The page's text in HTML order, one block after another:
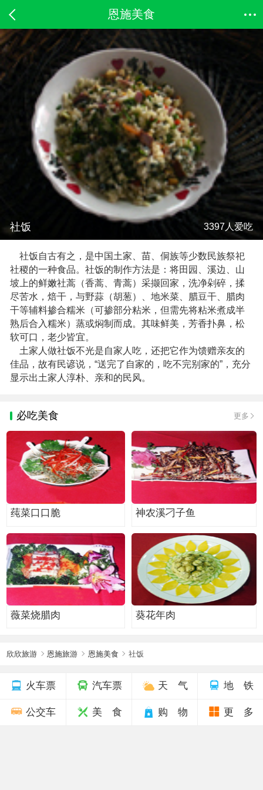
恩施美食
社饭 3397人爱吃
社饭自古有之，是中国土家、苗、侗族等少数民族祭祀
社稷的一种食品。社饭的制作方法是：将田园、溪边、山
坡上的鲜嫩社蒿（香蒿、青蒿）采撷回家，洗净剁碎，揉
尽苦水，焙干，与野蒜（胡葱）、地米菜、腊豆干、腊肉
干等辅料掺合糯米（可掺部分粘米，但需先将粘米煮成半
熟后合入糯米）蒸或焖制而成。其味鲜美，芳香扑鼻，松
软可口，老少皆宜。
土家人做社饭不光是自家人吃，还把它作为馈赠亲友的
佳品，故有民谚说，“送完了自家的，吃不完别家的”，充分
显示出土家人淳朴、亲和的民风。
必吃美食 更多
莼菜口口脆 神农溪刁子鱼
薇菜烧腊肉 葵花年肉
欣欣旅游 恩施旅游 恩施美食 社饭
火车票 汽车票 天 气 地 铁
公交车 美 食 购 物 更 多